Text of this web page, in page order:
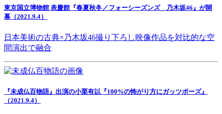
東京国立博物館 表慶館『春夏秋冬／フォーシーズンズ 乃木坂46』が開
幕（2021.9.4）
日本美術の古典×乃木坂46撮り下ろし映像作品を対比的な空
間演出で融合
『未成仏百物語』出演の小栗有以『100%の怖がり方にガッツポーズ』
（2021.9.4）